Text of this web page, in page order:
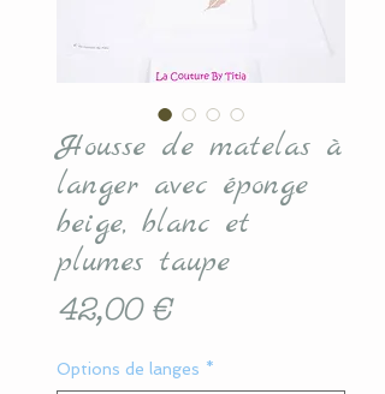
Housse de matelas à
langer avec éponge
beige, blanc et
plumes taupe
42,00 €Prix
Options de langes *